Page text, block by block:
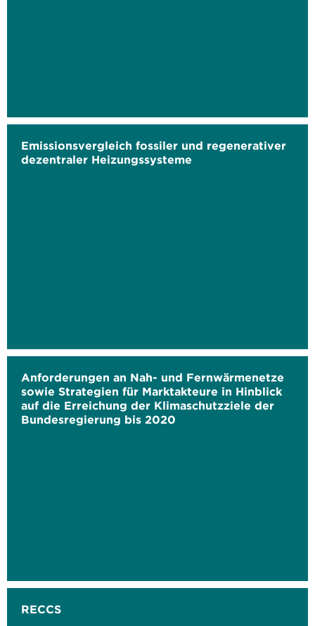
Emissionsvergleich fossiler und regenerativer
dezentraler Heizungssysteme
Anforderungen an Nah- und Fernwärmenetze
sowie Strategien für Marktakteure in Hinblick
auf die Erreichung der Klimaschutzziele der
Bundesregierung bis 2020
RECCS